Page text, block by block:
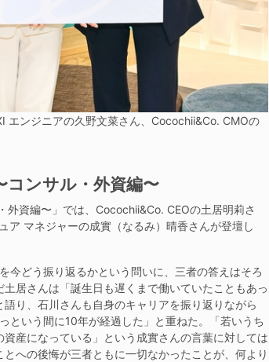
エンジニアの久野文菜さん、Cocochii&Co. CMOの
コンサル・外資編〜
資編〜」では、Cocochii&Co. CEOの土居明莉さ
ア マネジャーの成實（なるみ）晴香さんが登壇し
どう振り返るかという問いに、三者の答えはそろ
居さんは「誕生日も遅くまで働いていたこともあっ
り、石川さんも自身のキャリアを振り返りながら
という間に10年が経過した」と重ねた。「若いうち
産になっている」という成實さんの言葉に対しては
への後悔が三者ともに一切なかったことが、何より